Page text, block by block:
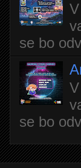
se bo
se bo